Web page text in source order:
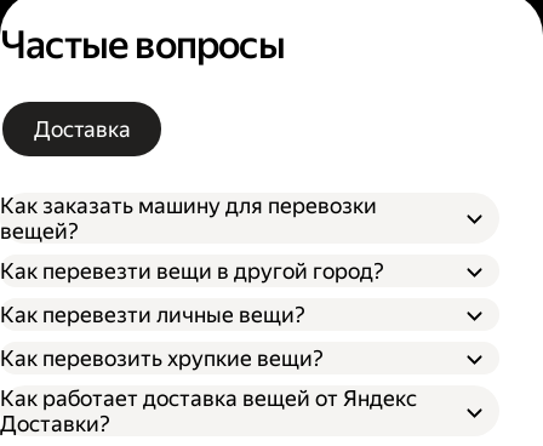
Частые вопросы
Доставка
Как заказать машину для перевозки
вещей?
Как перевезти вещи в другой город?
Как перевезти личные вещи?
Как перевозить хрупкие вещи?
Как работает доставка вещей от Яндекс
Доставки?